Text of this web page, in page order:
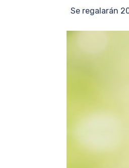
Se regalarán